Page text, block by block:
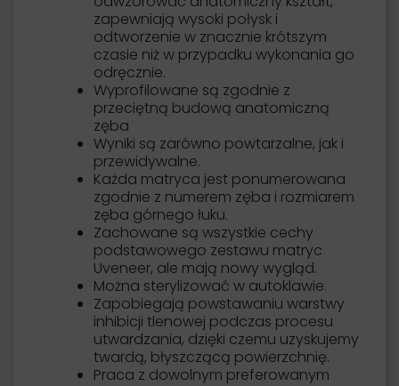
zapewniają wysoki połysk i
odtworzenie w znacznie krótszym
czasie niż w przypadku wykonania go
odręcznie.
Wyprofilowane są zgodnie z
przeciętną budową anatomiczną
zęba
Wyniki są zarówno powtarzalne, jak i
przewidywalne.
Każda matryca jest ponumerowana
zgodnie z numerem zęba i rozmiarem
zęba górnego łuku.
Zachowane są wszystkie cechy
podstawowego zestawu matryc
Uveneer, ale mają nowy wygląd.
Można sterylizować w autoklawie.
Zapobiegają powstawaniu warstwy
inhibicji tlenowej podczas procesu
utwardzania, dzięki czemu uzyskujemy
twardą, błyszczącą powierzchnię.
Praca z dowolnym preferowanym